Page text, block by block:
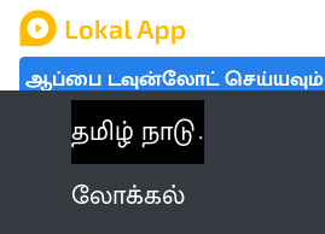
ஆப்பை டவுன்லோட் செய்யவும்
தமிழ் நாடு
லோக்கல்